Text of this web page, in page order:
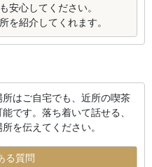
安心してください。
を紹介してくれます。
はご自宅でも、近所の喫茶
です。落ち着いて話せる、
を伝えてください。
る質問